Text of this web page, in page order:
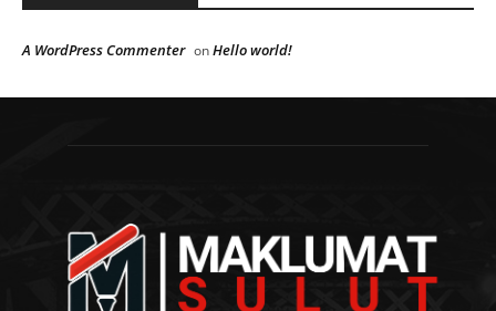
A WordPress Commenter onHello world!